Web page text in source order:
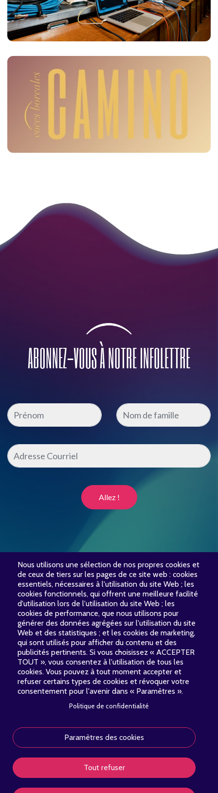
ABONNEZ-VOUS À NOTRE INFOLETTRE
DE
PAGE
Soutenir
Nous utilisons une sélection de nos propres cookies et
de ceux de tiers sur les pages de ce site web : cookies
essentiels, nécessaires à l'utilisation du site Web ; les
cookies fonctionnels, qui offrent une meilleure facilité
d'utilisation lors de l'utilisation du site Web ; les
cookies de performance, que nous utilisons pour
générer des données agrégées sur l'utilisation du site
Web et des statistiques ; et les cookies de marketing,
qui sont utilisés pour afficher du contenu et des
publicités pertinents. Si vous choisissez « ACCEPTER
TOUT », vous consentez à l'utilisation de tous les
cookies. Vous pouvez à tout moment accepter et
refuser certains types de cookies et révoquer votre
consentement pour l'avenir dans « Paramètres ».
Politique de confidentialité
Paramètres des cookies
Tout refuser